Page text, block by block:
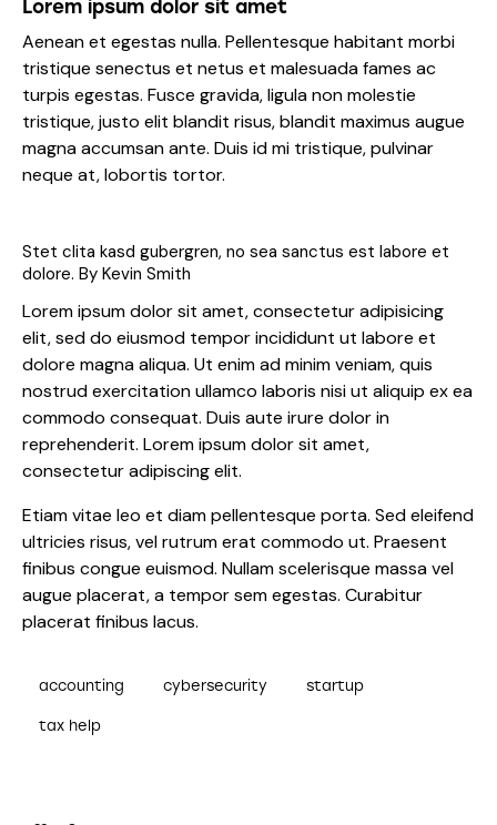
Lorem ipsum dolor sit amet
Aenean et egestas nulla. Pellentesque habitant morbi
tristique senectus et netus et malesuada fames ac
turpis egestas. Fusce gravida, ligula non molestie
tristique, justo elit blandit risus, blandit maximus augue
magna accumsan ante. Duis id mi tristique, pulvinar
neque at, lobortis tortor.
Stet clita kasd gubergren, no sea sanctus est labore et
dolore. By Kevin Smith
Lorem ipsum dolor sit amet, consectetur adipisicing
elit, sed do eiusmod tempor incididunt ut labore et
dolore magna aliqua. Ut enim ad minim veniam, quis
nostrud exercitation ullamco laboris nisi ut aliquip ex ea
commodo consequat. Duis aute irure dolor in
reprehenderit. Lorem ipsum dolor sit amet,
consectetur adipiscing elit.
Etiam vitae leo et diam pellentesque porta. Sed eleifend
ultricies risus, vel rutrum erat commodo ut. Praesent
finibus congue euismod. Nullam scelerisque massa vel
augue placerat, a tempor sem egestas. Curabitur
placerat finibus lacus.
accounting cybersecurity startup
tax help